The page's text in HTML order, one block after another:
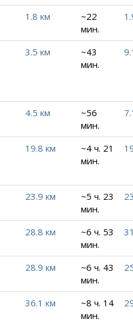
1.8 км
~22
мин.
3.5 км
~43
мин.
4.5 км
~56
мин.
19.8 км
~4 ч. 21
мин.
23.9 км
~5 ч. 23
мин.
28.8 км
~6 ч. 53
мин.
28.9 км
~6 ч. 43
мин.
36.1 км
~8 ч. 14
мин.